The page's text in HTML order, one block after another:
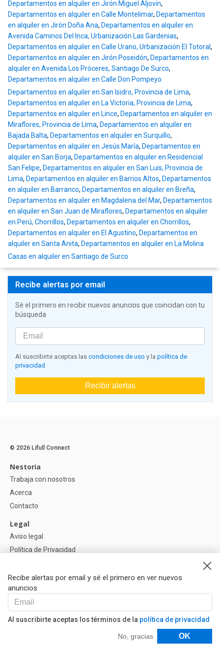
Departamentos en alquiler en Jirón Miguel Aljovin,
Departamentos en alquiler en Calle Montelimar, Departamentos
en alquiler en Jirón Doña Ana, Departamentos en alquiler en
Avenida Caminos Del Inca, Urbanización Las Gardenias,
Departamentos en alquiler en Calle Urano, Urbanización El Totoral,
Departamentos en alquiler en Jirón Poseidón, Departamentos en
alquiler en Avenida Los Próceres, Santiago De Surco,
Departamentos en alquiler en Calle Don Pompeyo
Departamentos en alquiler en San Isidro, Provincia de Lima,
Departamentos en alquiler en La Victoria, Provincia de Lima,
Departamentos en alquiler en Lince, Departamentos en alquiler en
Miraflores, Provincia de Lima, Departamentos en alquiler en
Bajada Balta, Departamentos en alquiler en Surquillo,
Departamentos en alquiler en Jesús María, Departamentos en
alquiler en San Borja, Departamentos en alquiler en Residencial
San Felipe, Departamentos en alquiler en San Luis, Provincia de
Lima, Departamentos en alquiler en Barrios Altos, Departamentos
en alquiler en Barranco, Departamentos en alquiler en Breña,
Departamentos en alquiler en Magdalena del Mar, Departamentos
en alquiler en San Juan de Miraflores, Departamentos en alquiler
en Perú, Chorrillos, Departamentos en alquiler en Chorrillos,
Departamentos en alquiler en El Agustino, Departamentos en
alquiler en Santa Anita, Departamentos en alquiler en La Molina
Casas en alquiler en Santiago de Surco
Recibe alertas por email
Sé el primero en recibir nuevos anuncios que coincidan con tu
búsqueda
Al suscribirte aceptas las condiciones de uso y la política de
privacidad
Recibir alertas
Recibe alertas por email y sé el primero en ver nuevos
anuncios
Al suscribirte aceptas los términos de la política de privacidad
No, gracias OK
Filtros
© 2026 Lifull Connect
Nestoria
Trabaja con nosotros
Acerca
Contacto
Legal
Aviso legal
Política de Privacidad
Ayuda
Preguntas
Nuestros Partners
Libro de reclamaciones